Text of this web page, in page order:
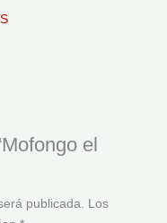
el
publicada. Los